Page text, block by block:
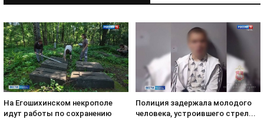
На Егошихинском некрополе
идут работы по сохранению
Полиция задержала молодого
человека, устроившего стрел...